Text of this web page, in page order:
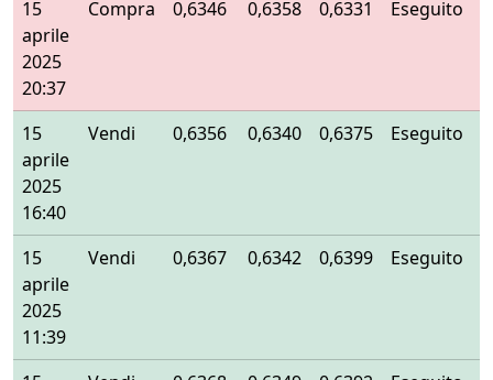
15
aprile
2025
20:37
Compra 0,6346 0,6358 0,6331 Eseguito
15
aprile
2025
16:40
Vendi 0,6356 0,6340 0,6375 Eseguito
15
aprile
2025
11:39
Vendi 0,6367 0,6342 0,6399 Eseguito